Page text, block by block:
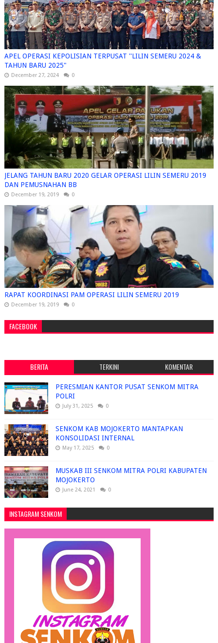
APEL OPERASI KEPOLISIAN TERPUSAT ''LILIN SEMERU 2024 &
TAHUN BARU 2025"
December 27, 2024 0
JELANG TAHUN BARU 2020 GELAR OPERASI LILIN SEMERU 2019
DAN PEMUSNAHAN BB
December 19, 2019 0
RAPAT KOORDINASI PAM OPERASI LILIN SEMERU 2019
December 19, 2019 0
FACEBOOK
BERITA TERKINI KOMENTAR
PERESMIAN KANTOR PUSAT SENKOM MITRA
POLRI
July 31, 2025 0
SENKOM KAB MOJOKERTO MANTAPKAN
KONSOLIDASI INTERNAL
May 17, 2025 0
MUSKAB III SENKOM MITRA POLRI KABUPATEN
MOJOKERTO
June 24, 2021 0
INSTAGRAM SENKOM